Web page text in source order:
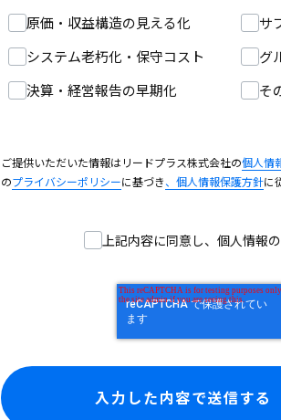
原価・収益構造の見える化
サ
システム老朽化・保守コスト
グ
決算・経営報告の早期化
そ
ご提供いただいた情報はリードプラス株式会社の個人情
のプライバシーポリシーに基づき、個人情報保護方針に
上記内容に同意し、個人情報